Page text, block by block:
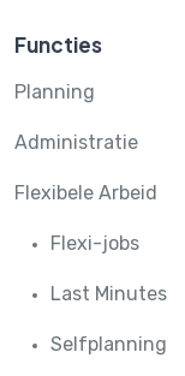
Functies
Planning
Administratie
Flexibele Arbeid
Flexi-jobs
Last Minutes
Selfplanning